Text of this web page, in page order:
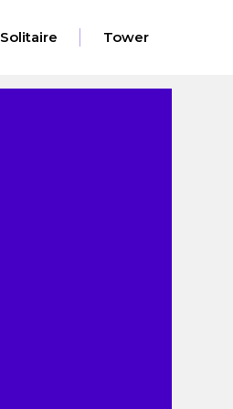
Solitaire Tower